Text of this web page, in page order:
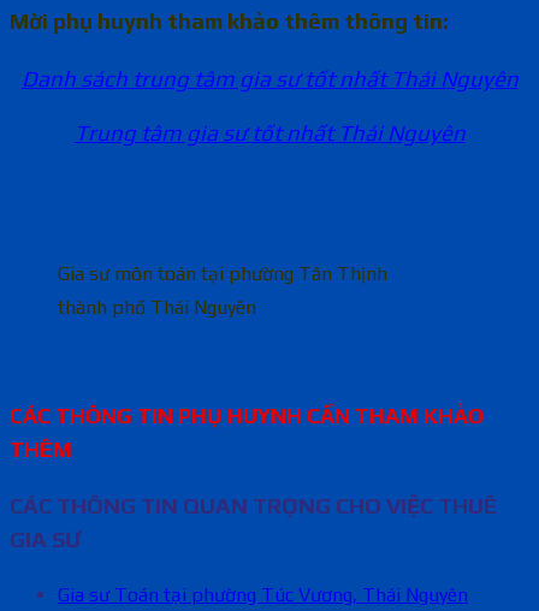
Mời phụ huynh tham khảo thêm thông tin:
Danh sách trung tâm gia sư tốt nhất Thái Nguyên
Trung tâm gia sư tốt nhất Thái Nguyên
Gia sư môn toán tại phường Tân Thịnh
thành phố Thái Nguyên
CÁC THÔNG TIN PHỤ HUYNH CẦN THAM KHẢO
THÊM
CÁC THÔNG TIN QUAN TRỌNG CHO VIỆC THUÊ
GIA SƯ
Gia sư Toán tại phường Túc Vương, Thái Nguyên